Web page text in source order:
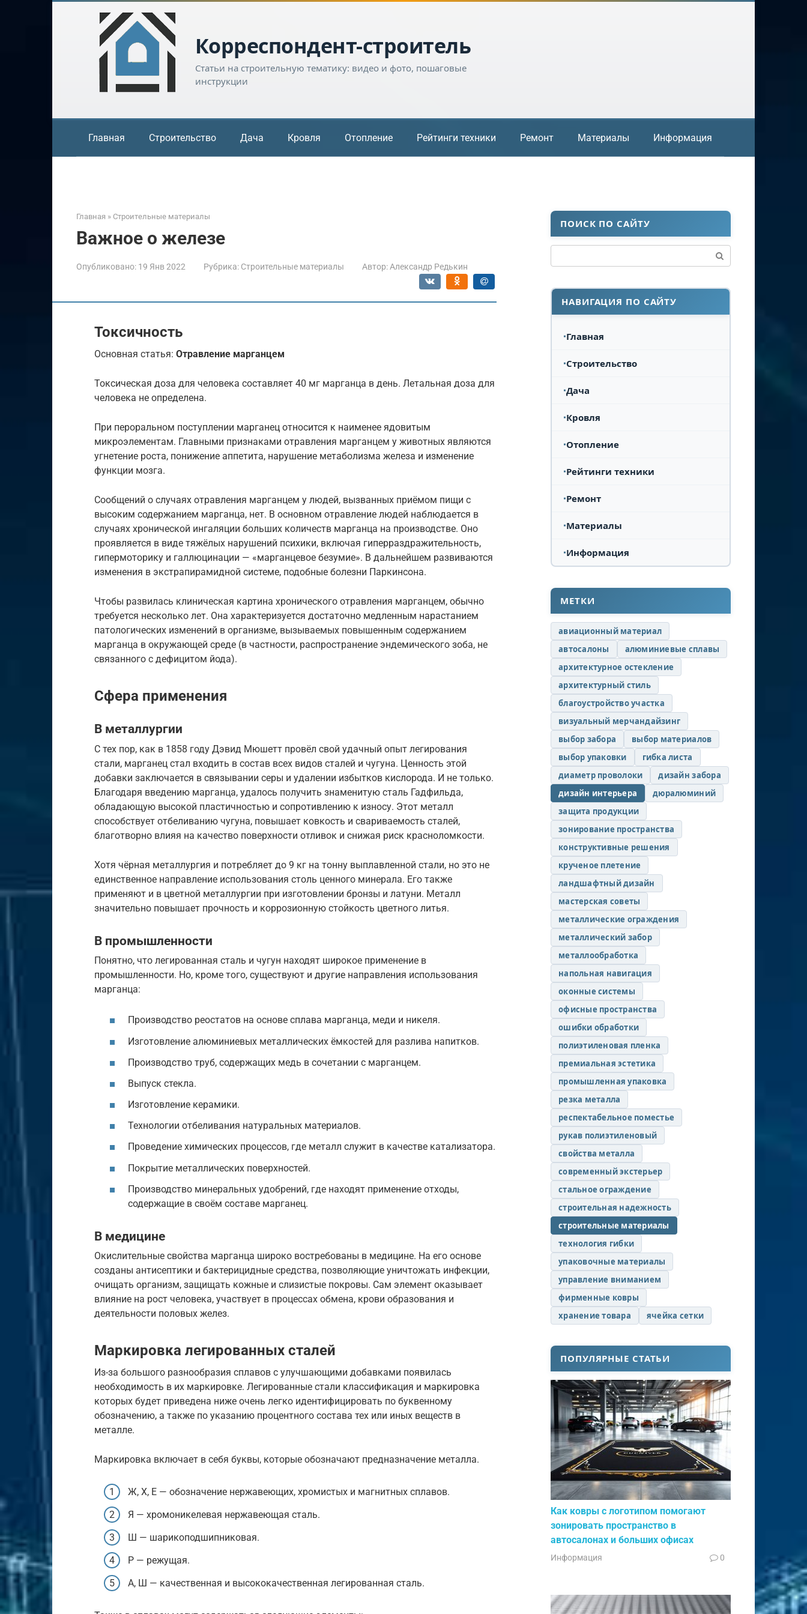
Корреспондент-строитель
Статьи на строительную тематику: видео и фото, пошаговые
инструкции
Главная Строительство Дача Кровля Отопление Рейтинги техники Ремонт Материалы Информация
Главная » Строительные материалы
Важное о железе
Опубликовано: 19 Янв 2022 Рубрика: Строительные материалы Автор: Александр Редькин
Токсичность
Основная статья: Отравление марганцем
Токсическая доза для человека составляет 40 мг марганца в день. Летальная доза для
человека не определена.
При пероральном поступлении марганец относится к наименее ядовитым
микроэлементам. Главными признаками отравления марганцем у животных являются
угнетение роста, понижение аппетита, нарушение метаболизма железа и изменение
функции мозга.
Сообщений о случаях отравления марганцем у людей, вызванных приёмом пищи с
высоким содержанием марганца, нет. В основном отравление людей наблюдается в
случаях хронической ингаляции больших количеств марганца на производстве. Оно
проявляется в виде тяжёлых нарушений психики, включая гиперраздражительность,
гипермоторику и галлюцинации — «марганцевое безумие». В дальнейшем развиваются
изменения в экстрапирамидной системе, подобные болезни Паркинсона.
Чтобы развилась клиническая картина хронического отравления марганцем, обычно
требуется несколько лет. Она характеризуется достаточно медленным нарастанием
патологических изменений в организме, вызываемых повышенным содержанием
марганца в окружающей среде (в частности, распространение эндемического зоба, не
связанного с дефицитом йода).
Сфера применения
В металлургии
С тех пор, как в 1858 году Дэвид Мюшетт провёл свой удачный опыт легирования
стали, марганец стал входить в состав всех видов сталей и чугуна. Ценность этой
добавки заключается в связывании серы и удалении избытков кислорода. И не только.
Благодаря введению марганца, удалось получить знаменитую сталь Гадфильда,
обладающую высокой пластичностью и сопротивлению к износу. Этот металл
способствует отбеливанию чугуна, повышает ковкость и свариваемость сталей,
благотворно влияя на качество поверхности отливок и снижая риск красноломкости.
Хотя чёрная металлургия и потребляет до 9 кг на тонну выплавленной стали, но это не
единственное направление использования столь ценного минерала. Его также
применяют и в цветной металлургии при изготовлении бронзы и латуни. Металл
значительно повышает прочность и коррозионную стойкость цветного литья.
В промышленности
Понятно, что легированная сталь и чугун находят широкое применение в
промышленности. Но, кроме того, существуют и другие направления использования
марганца:
Производство реостатов на основе сплава марганца, меди и никеля.
Изготовление алюминиевых металлических ёмкостей для разлива напитков.
Производство труб, содержащих медь в сочетании с марганцем.
Выпуск стекла.
Изготовление керамики.
Технологии отбеливания натуральных материалов.
Проведение химических процессов, где металл служит в качестве катализатора.
Покрытие металлических поверхностей.
Производство минеральных удобрений, где находят применение отходы,
содержащие в своём составе марганец.
В медицине
Окислительные свойства марганца широко востребованы в медицине. На его основе
созданы антисептики и бактерицидные средства, позволяющие уничтожать инфекции,
очищать организм, защищать кожные и слизистые покровы. Сам элемент оказывает
влияние на рост человека, участвует в процессах обмена, крови образования и
деятельности половых желез.
Маркировка легированных сталей
Из-за большого разнообразия сплавов с улучшающими добавками появилась
необходимость в их маркировке. Легированные стали классификация и маркировка
которых будет приведена ниже очень легко идентифицировать по буквенному
обозначению, а также по указанию процентного состава тех или иных веществ в
металле.
Маркировка включает в себя буквы, которые обозначают предназначение металла.
Ж, Х, Е — обозначение нержавеющих, хромистых и магнитных сплавов.
Я — хромоникелевая нержавеющая сталь.
Ш — шарикоподшипниковая.
Р — режущая.
А, Ш — качественная и высококачественная легированная сталь.
ПОИСК ПО САЙТУ
НАВИГАЦИЯ ПО САЙТУ
Главная
Строительство
Дача
Кровля
Отопление
Рейтинги техники
Ремонт
Материалы
Информация
МЕТКИ
авиационный материал
автосалоны
алюминиевые сплавы
архитектурное остекление
архитектурный стиль
благоустройство участка
визуальный мерчандайзинг
выбор забора
выбор материалов
выбор упаковки
гибка листа
диаметр проволоки
дизайн забора
дизайн интерьера
дюралюминий
защита продукции
зонирование пространства
конструктивные решения
крученое плетение
ландшафтный дизайн
мастерская советы
металлические ограждения
металлический забор
металлообработка
напольная навигация
оконные системы
офисные пространства
ошибки обработки
полиэтиленовая пленка
премиальная эстетика
промышленная упаковка
резка металла
респектабельное поместье
рукав полиэтиленовый
свойства металла
современный экстерьер
стальное ограждение
строительная надежность
строительные материалы
технология гибки
упаковочные материалы
управление вниманием
фирменные ковры
хранение товара
ячейка сетки
ПОПУЛЯРНЫЕ СТАТЬИ
Как ковры с логотипом помогают
зонировать пространство в
автосалонах и больших офисах
Информация 0